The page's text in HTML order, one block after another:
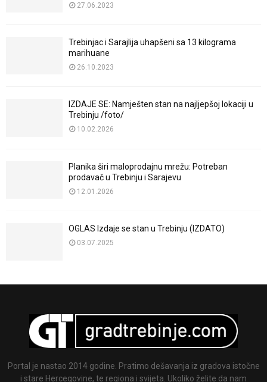
27.06.2023
Trebinjac i Sarajlija uhapšeni sa 13 kilograma
marihuane
26.10.2023
IZDAJE SE: Namješten stan na najljepšoj lokaciji u
Trebinju /foto/
10.02.2026
Planika širi maloprodajnu mrežu: Potreban
prodavač u Trebinju i Sarajevu
12.01.2026
OGLAS Izdaje se stan u Trebinju (IZDATO)
03.07.2025
Portal je nastao 2014 godine. Pratimo dešavanja iz gradova istočne
i stare Hercegovine, te regiona i svijeta. Ukoliko želite da nam